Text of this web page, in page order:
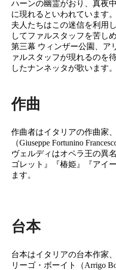
ハーンの幽霊がおり、真夜
に現れるといわれています。
夫人たちはこの迷信を利用
してファルスタッフを苦し
第三幕 ウィンザー公園、ア
ァルスタッフが現れるのを
したナンネッタが歌います。
作曲
作曲者はイタリアの作曲家
（Giuseppe Fortunino
ヴェルディはオペラ王の異
ゴレット』『椿姫』『アイ
ます。
台本
台本はイタリアの台本作家
リーゴ・ボーイト（Arrigo